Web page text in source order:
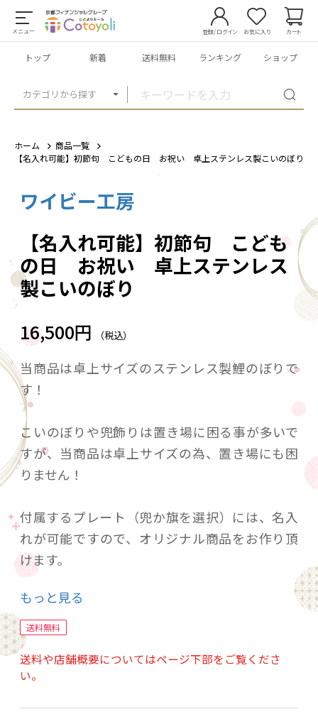
メニュー
カテゴリから探す
登録/ログイン お気に入り カート
トップ 新着 送料無料 ランキング ショップ
ホーム
商品一覧
【名入れ可能】初節句 こどもの日 お祝い 卓上ステンレス製こいのぼり
ワイビー工房
【名入れ可能】初節句 こども
の日 お祝い 卓上ステンレス
製こいのぼり
16,500円 （税込）
当商品は卓上サイズのステンレス製鯉のぼりで
す！
こいのぼりや兜飾りは置き場に困る事が多いで
すが、当商品は卓上サイズの為、置き場にも困
りません！
付属するプレート（兜か旗を選択）には、名入
れが可能ですので、オリジナル商品をお作り頂
けます。
初節句や出産祝いに是非いかがでしょうか？
らくお時間を頂く場合がございますので、あら
もっと見る
送料無料
送料や店舗概要についてはページ下部をご覧くださ
い。